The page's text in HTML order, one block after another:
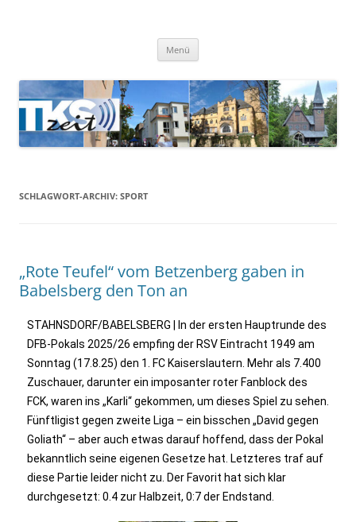
Menü
SCHLAGWORT-ARCHIV: SPORT
„Rote Teufel“ vom Betzenberg gaben in
Babelsberg den Ton an
STAHNSDORF/BABELSBERG | In der ersten Hauptrunde des
DFB-Pokals 2025/26 empfing der RSV Eintracht 1949 am
Sonntag (17.8.25) den 1. FC Kaiserslautern. Mehr als 7.400
Zuschauer, darunter ein imposanter roter Fanblock des
FCK, waren ins „Karli“ gekommen, um dieses Spiel zu sehen.
Fünftligist gegen zweite Liga – ein bisschen „David gegen
Goliath“ – aber auch etwas darauf hoffend, dass der Pokal
bekanntlich seine eigenen Gesetze hat. Letzteres traf auf
diese Partie leider nicht zu. Der Favorit hat sich klar
durchgesetzt: 0.4 zur Halbzeit, 0:7 der Endstand.